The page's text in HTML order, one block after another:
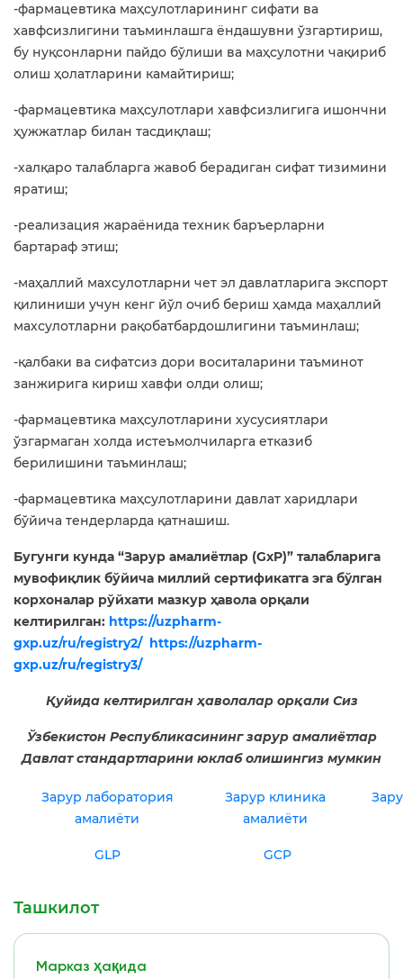
-фармацевтика маҳсулотларининг сифати ва
хавфсизлигини таъминлашга ёндашувни ўзгартириш,
бу нуқсонларни пайдо бўлиши ва маҳсулотни чақириб
олиш ҳолатларини камайтириш;
-фармацевтика маҳсулотлари хавфсизлигига ишончни
ҳужжатлар билан тасдиқлаш;
-халқаро талабларга жавоб берадиган сифат тизимини
яратиш;
-реализация жараёнида техник баръерларни
бартараф этиш;
-маҳаллий махсулотларни чет эл давлатларига экспорт
қилиниши учун кенг йўл очиб бериш ҳамда маҳаллий
махсулотларни рақобатбардошлигини таъминлаш;
-қалбаки ва сифатсиз дори воситаларини таъминот
занжирига кириш хавфи олди олиш;
-фармацевтика маҳсулотларини хусусиятлари
ўзгармаган холда истеъмолчиларга етказиб
берилишини таъминлаш;
-фармацевтика маҳсулотларини давлат харидлари
бўйича тендерларда қатнашиш.
Бугунги кунда “Зарур амалиётлар (GxP)” талабларига
мувофиқлик бўйича миллий сертификатга эга бўлган
корхоналар рўйхати мазкур ҳавола орқали
келтирилган: https://uzpharm-
gxp.uz/ru/registry2/ https://uzpharm-
gxp.uz/ru/registry3/
Қуйида келтирилган ҳаволалар орқали Сиз
Ўзбекистон Республикасининг зарур амалиётлар
Давлат стандартларини юклаб олишингиз мумкин
Зарур лаборатория
амалиёти
GLP
Зарур клиника
амалиёти
GCP
Ташкилот
Марказ ҳақида